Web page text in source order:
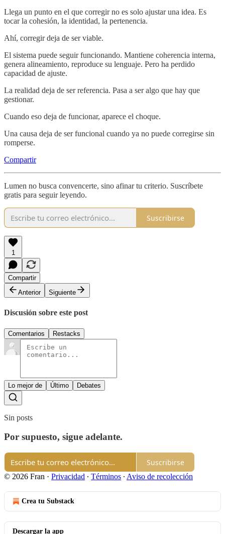
Llega un punto en el que corregir no es solo ajustar una idea. Es
tocar la cohesión, la identidad, la pertenencia.
Ahí, corregir deja de ser viable.
El sistema puede seguir funcionando. Mantiene coherencia interna,
genera alineamiento, reproduce su lenguaje. Pero ha perdido
capacidad de ajuste.
La realidad deja de ser referencia. Pasa a ser algo que hay que
gestionar.
Cuando eso deja de funcionar, aparece el choque.
Una causa deja de ser funcional cuando ya no puede corregirse sin
romperse.
Compartir
Lumen no busca convencerte, sino afinar tu criterio. Suscríbete
gratis para seguir leyendo.
Suscribirse
1
Compartir
Anterior
Siguiente
Discusión sobre este post
Comentarios Restacks
Lo mejor de Último Debates
Sin posts
Por supuesto, sigue adelante.
Suscribirse
© 2026 Fran · Privacidad ∙ Términos ∙ Aviso de recolección
Crea tu Substack
Descargar la app